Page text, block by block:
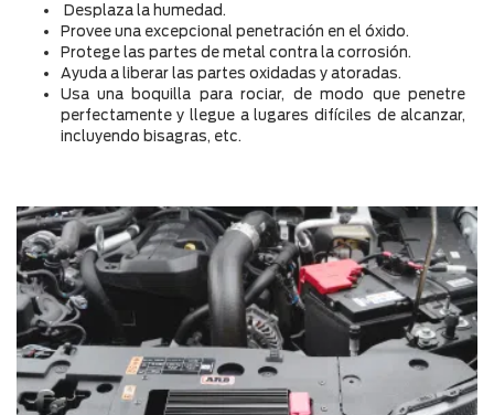
Desplaza la humedad.
Provee una excepcional penetración en el óxido.
Protege las partes de metal contra la corrosión.
Ayuda a liberar las partes oxidadas y atoradas.
Usa una boquilla para rociar, de modo que penetre
perfectamente y llegue a lugares difíciles de alcanzar,
incluyendo bisagras, etc.